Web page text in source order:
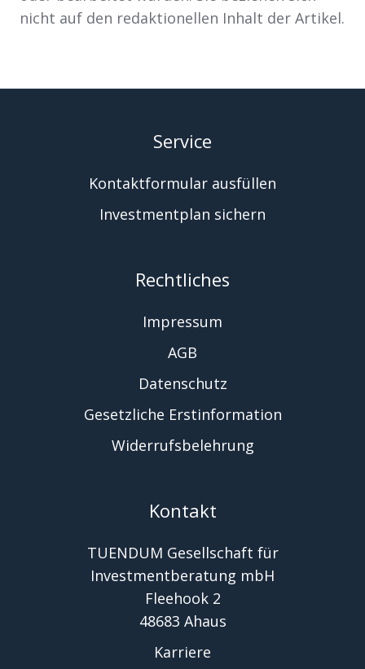
nicht auf den redaktionellen Inhalt der Artikel.
Service
Kontaktformular ausfüllen
Investmentplan sichern
Rechtliches
Impressum
AGB
Datenschutz
Gesetzliche Erstinformation
Widerrufsbelehrung
Kontakt
TUENDUM Gesellschaft für
Investmentberatung mbH
Fleehook 2
48683 Ahaus
Karriere